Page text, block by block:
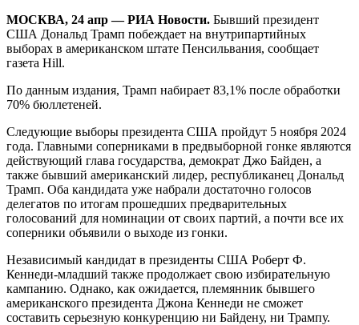
МОСКВА, 24 апр — РИА Новости. Бывший президент
США Дональд Трамп побеждает на внутрипартийных
выборах в американском штате Пенсильвания, сообщает
газета Hill.
По данным издания, Трамп набирает 83,1% после обработки
70% бюллетеней.
Следующие выборы президента США пройдут 5 ноября 2024
года. Главными соперниками в предвыборной гонке являются
действующий глава государства, демократ Джо Байден, а
также бывший американский лидер, республиканец Дональд
Трамп. Оба кандидата уже набрали достаточно голосов
делегатов по итогам прошедших предварительных
голосований для номинации от своих партий, а почти все их
соперники объявили о выходе из гонки.
Независимый кандидат в президенты США Роберт Ф.
Кеннеди-младший также продолжает свою избирательную
кампанию. Однако, как ожидается, племянник бывшего
американского президента Джона Кеннеди не сможет
составить серьезную конкуренцию ни Байдену, ни Трампу.